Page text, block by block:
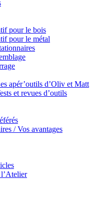
pour le bois
pour le métal
apér’outils d’Oliv et Matt
et revues d’outils
/ Vos avantages